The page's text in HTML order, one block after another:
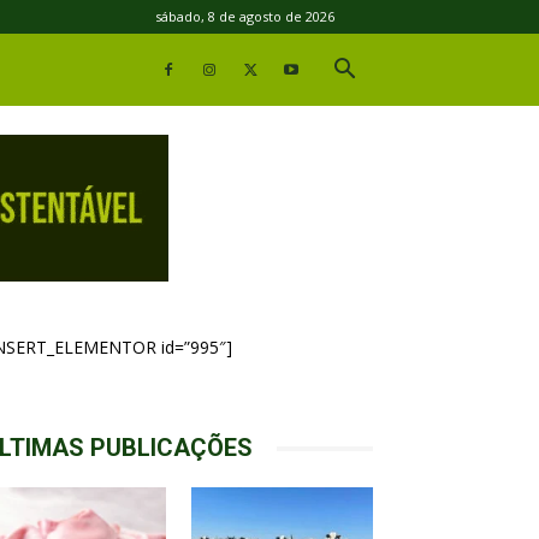
sábado, 8 de agosto de 2026
id=”995″]
PUBLICAÇÕES